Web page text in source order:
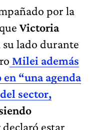
por la
Victoria
su lado durante
Milei además
“una agenda
sector,
declaró estar